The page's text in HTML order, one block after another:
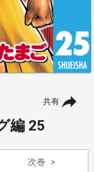
共有
編 25
次巻